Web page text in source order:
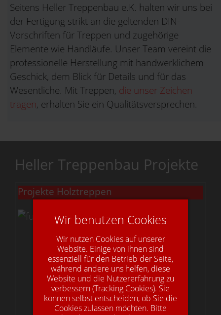
Seitens Heller Treppenbau e.K. halten wir uns bei
der Fertigung strikt an die geltenden DIN-
Vorschriften für Treppen und zugehörige
Elemente wie Handläufe. Unser Team vereint die
professionelle Herstellung mit handwerklichem
Geschick, dem Blick für Details und für das
Wesentliche. Mit Treppen, die unser Zeichen
tragen, erhalten Sie ein Qualitätsversprechen.
Heller Treppenbau Projekte
Projekte Holztreppen
Wir benutzen Cookies
Wir nutzen Cookies auf unserer
Website. Einige von ihnen sind
essenziell für den Betrieb der Seite,
während andere uns helfen, diese
Website und die Nutzererfahrung zu
verbessern (Tracking Cookies). Sie
können selbst entscheiden, ob Sie die
Cookies zulassen möchten. Bitte